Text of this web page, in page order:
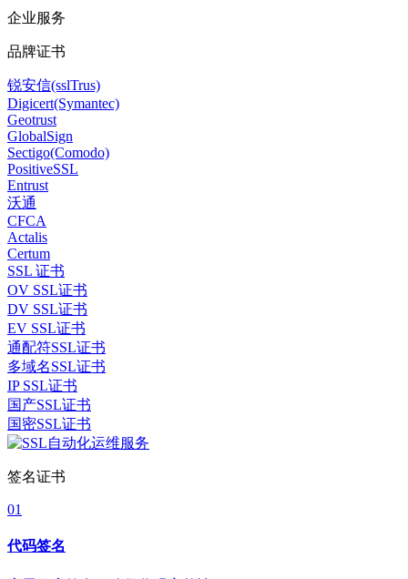
企业服务
品牌证书
锐安信(sslTrus)
Digicert(Symantec)
Geotrust
GlobalSign
Sectigo(Comodo)
PositiveSSL
Entrust
沃通
CFCA
Actalis
Certum
SSL 证书
OV SSL证书
DV SSL证书
EV SSL证书
通配符SSL证书
多域名SSL证书
IP SSL证书
国产SSL证书
国密SSL证书
签名证书
01
代码签名